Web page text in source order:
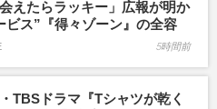
えたらラッキー」広報が明か
ビス”『得々ゾーン』の全容
5時間前
TBSドラマ『Tシャツが乾く